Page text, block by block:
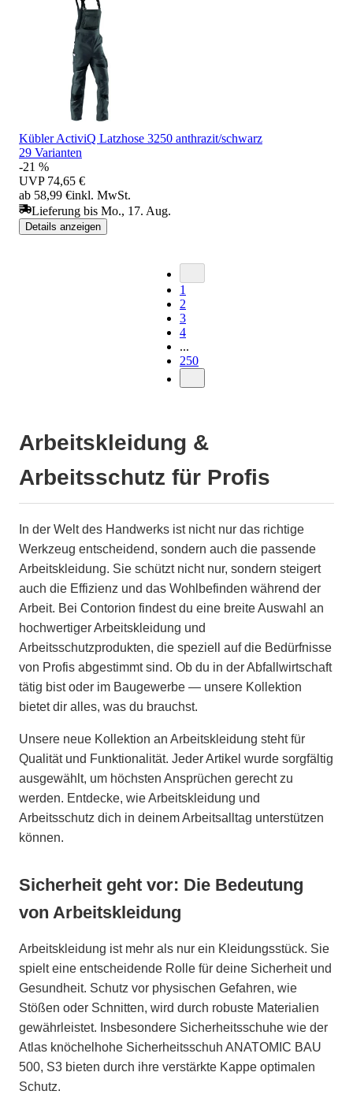
Kübler ActiviQ Latzhose 3250 anthrazit/schwarz
29 Varianten
-21 %
UVP 74,65 €
ab 58,99 €inkl. MwSt.
Lieferung bis Mo., 17. Aug.
Details anzeigen
1
2
3
4
...
250
Arbeitskleidung &
Arbeitsschutz für Profis
In der Welt des Handwerks ist nicht nur das richtige
Werkzeug entscheidend, sondern auch die passende
Arbeitskleidung. Sie schützt nicht nur, sondern steigert
auch die Effizienz und das Wohlbefinden während der
Arbeit. Bei Contorion findest du eine breite Auswahl an
hochwertiger Arbeitskleidung und
Arbeitsschutzprodukten, die speziell auf die Bedürfnisse
von Profis abgestimmt sind. Ob du in der Abfallwirtschaft
tätig bist oder im Baugewerbe — unsere Kollektion
bietet dir alles, was du brauchst.
Unsere neue Kollektion an Arbeitskleidung steht für
Qualität und Funktionalität. Jeder Artikel wurde sorgfältig
ausgewählt, um höchsten Ansprüchen gerecht zu
werden. Entdecke, wie Arbeitskleidung und
Arbeitsschutz dich in deinem Arbeitsalltag unterstützen
können.
Sicherheit geht vor: Die Bedeutung
von Arbeitskleidung
Arbeitskleidung ist mehr als nur ein Kleidungsstück. Sie
spielt eine entscheidende Rolle für deine Sicherheit und
Gesundheit. Schutz vor physischen Gefahren, wie
Stößen oder Schnitten, wird durch robuste Materialien
gewährleistet. Insbesondere Sicherheitsschuhe wie der
Atlas knöchelhohe Sicherheitsschuh ANATOMIC BAU
500, S3 bieten durch ihre verstärkte Kappe optimalen
Schutz.